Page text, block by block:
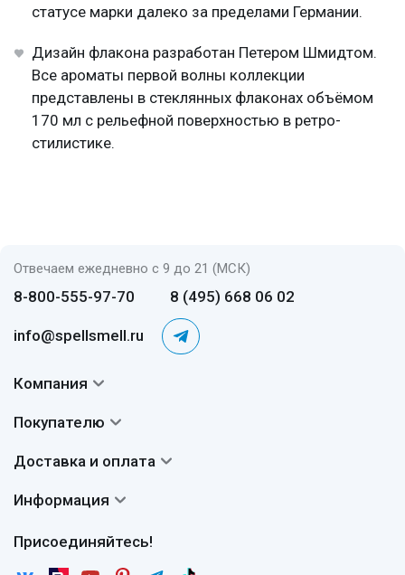
статусе марки далеко за пределами Германии.
Дизайн флакона разработан Петером Шмидтом.
Все ароматы первой волны коллекции
представлены в стеклянных флаконах объёмом
170 мл с рельефной поверхностью в ретро-
стилистике.
Отвечаем ежедневно с 9 до 21 (МСК)
8-800-555-97-70 8 (495) 668 06 02
info@spellsmell.ru
Присоединяйтесь!
Компания
Авторы
Сертификаты
Покупателю
Вопросы и ответы
Отзывы
Доставка и оплата
Доставка
Возврат
Информация